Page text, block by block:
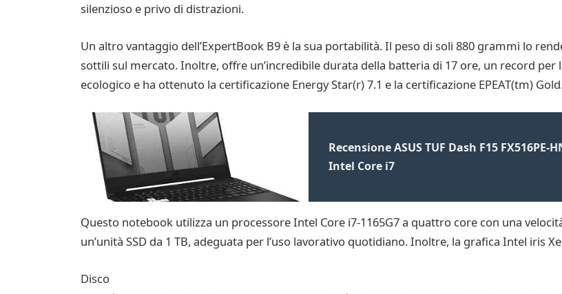
silenzioso e privo di distrazioni.
Un altro vantaggio dell’ExpertBook B9 è la sua portabilità. Il peso di soli 880 grammi lo
sottili sul mercato. Inoltre, offre un’incredibile durata della batteria di 17 ore, un record per
ecologico e ha ottenuto la certificazione Energy Star(r) 7.1 e la certificazione EPEAT(tm)
Recensione ASUS TUF Dash F15
Intel Core i7
Questo notebook utilizza un processore Intel Core i7-1165G7 a quattro core con una
un’unità SSD da 1 TB, adeguata per l’uso lavorativo quotidiano. Inoltre, la grafica Intel iris
Disco